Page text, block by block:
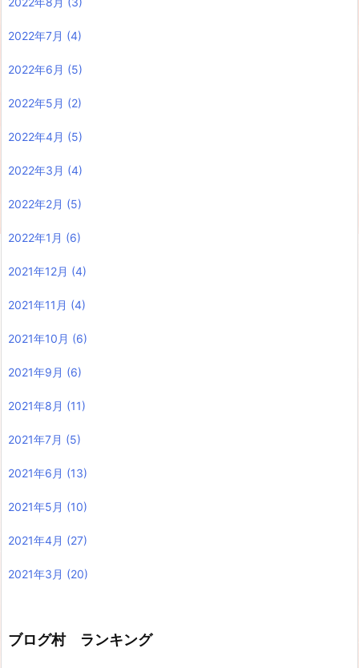
2022年7月 (4)
2022年6月 (5)
2022年5月 (2)
2022年4月 (5)
2022年3月 (4)
2022年2月 (5)
2022年1月 (6)
2021年12月 (4)
2021年11月 (4)
2021年10月 (6)
2021年9月 (6)
2021年8月 (11)
2021年7月 (5)
2021年6月 (13)
2021年5月 (10)
2021年4月 (27)
2021年3月 (20)
ブログ村 ランキング